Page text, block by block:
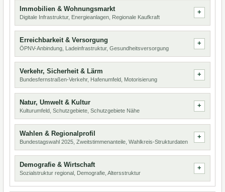
Immobilien & Wohnungsmarkt
Digitale Infrastruktur, Energieanlagen, Regionale Kaufkraft
Erreichbarkeit & Versorgung
ÖPNV-Anbindung, Ladeinfrastruktur, Gesundheitsversorgung
Verkehr, Sicherheit & Lärm
Bundesfernstraßen-Verkehr, Hafenumfeld, Motorisierung
Natur, Umwelt & Kultur
Kulturumfeld, Schutzgebiete, Schutzgebiete Nähe
Wahlen & Regionalprofil
Bundestagswahl 2025, Zweitstimmenanteile, Wahlkreis-Strukturdaten
Demografie & Wirtschaft
Sozialstruktur regional, Demografie, Altersstruktur